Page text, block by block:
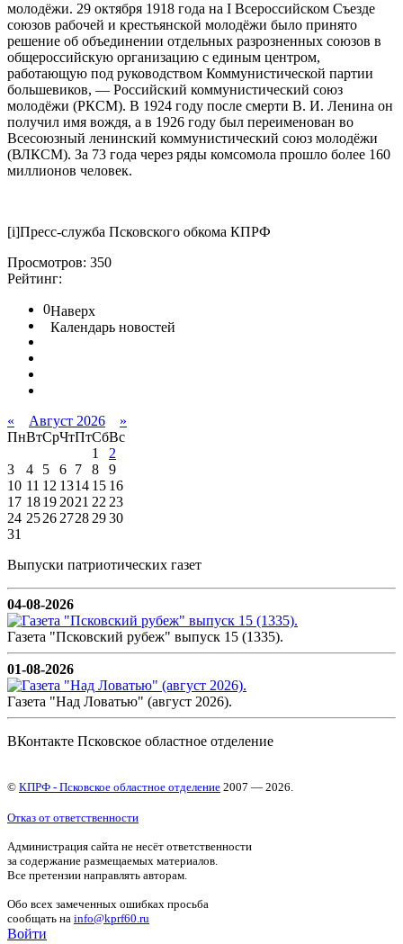
молодёжи. 29 октября 1918 года на I Всероссийском Съезде
союзов рабочей и крестьянской молодёжи было принято
решение об объединении отдельных разрозненных союзов в
общероссийскую организацию с единым центром,
работающую под руководством Коммунистической партии
большевиков, — Российский коммунистический союз
молодёжи (РКСМ). В 1924 году после смерти В. И. Ленина он
получил имя вождя, а в 1926 году был переименован во
Всесоюзный ленинский коммунистический союз молодёжи
(ВЛКСМ). За 73 года через ряды комсомола прошло более 160
миллионов человек.
[i]Пресс-служба Псковского обкома КПРФ
Просмотров: 350
Рейтинг:
0Наверх
Календарь новостей
« Август 2026
»
ПнВтСрЧтПтСбВс
1
2
3
4 5 6 7 8
9
10 11 12 1314 15 16
17 18192021 2223
24 252627282930
31
Выпуски патриотических газет
04-08-2026
Газета "Псковский рубеж" выпуск 15 (1335).
01-08-2026
Газета "Над Ловатью" (август 2026).
ВКонтакте Псковское областное отделение
© КПРФ - Псковское областное отделение 2007 — 2026.
Отказ от ответственности
Администрация сайта не несёт ответственности
за содержание размещаемых материалов.
Все претензии направлять авторам.
Обо всех замеченных ошибках просьба
сообщать на info@kprf60.ru
Войти